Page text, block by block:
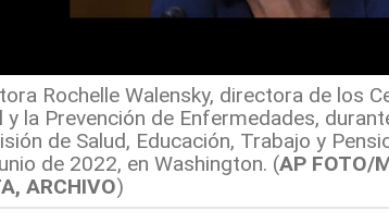
Rochelle Walensky, directora de los
y la Prevención de Enfermedades,
de Salud, Educación, Trabajo y
de 2022, en Washington. (AP FOTO/
ARCHIVO)